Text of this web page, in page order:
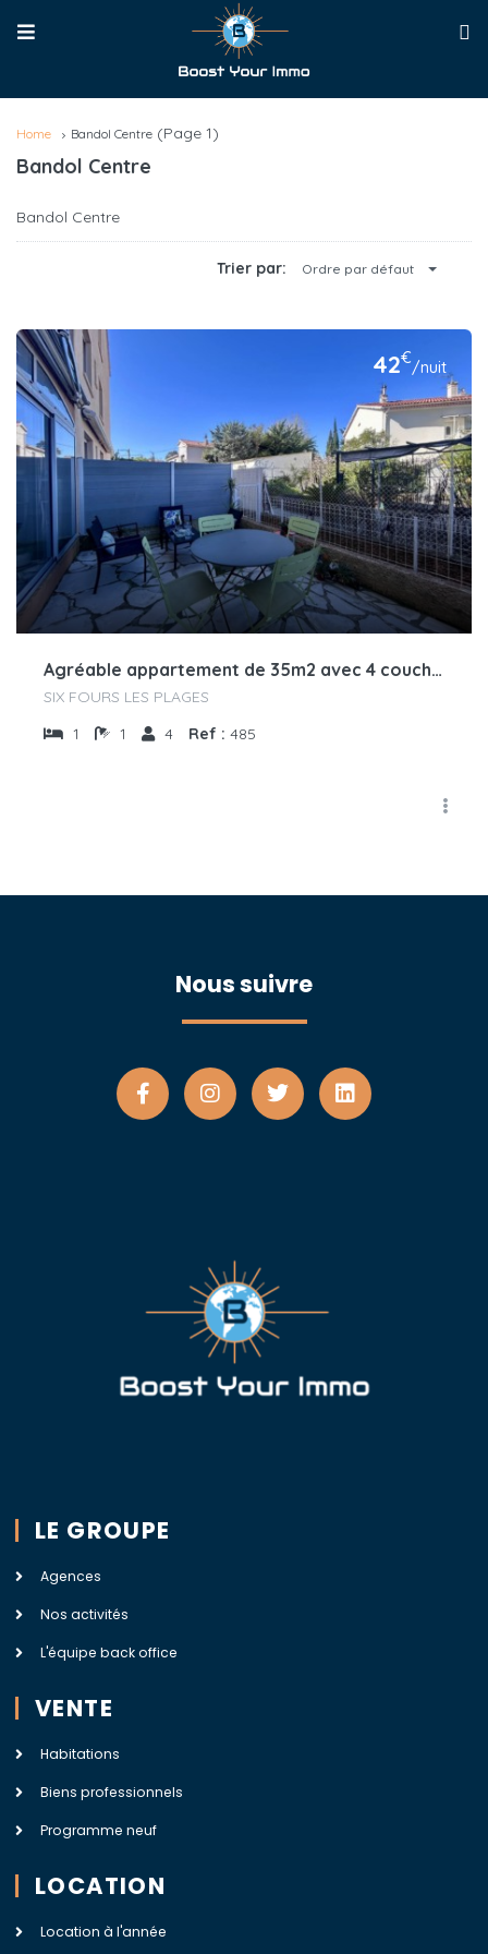
Home Bandol Centre (Page 1)
Bandol Centre
Bandol Centre
Trier par: Ordre par défaut
42€/nuit
Agréable appartement de 35m2 avec 4 couchages à Six Fours les Plages proche des plages
SIX FOURS LES PLAGES
1
1 4 Ref : 485
Nous suivre
LE GROUPE
Agences
Nos activités
L'équipe back office
VENTE
Habitations
Biens professionnels
Programme neuf
LOCATION
Location à l'année